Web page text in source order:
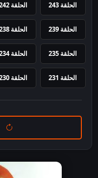
الحلقة 243 الحلقة 242
الحلقة 239 الحلقة 238
الحلقة 235 الحلقة 234
الحلقة 231 الحلقة 230